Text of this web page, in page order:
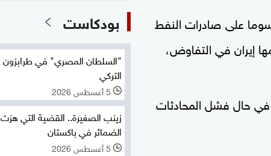
على صادرات النفط
إيران في التفاوض،
في حال فشل المحادثات
بودكاست
"السلطان المصري" في طرابزون
التركي
l 5 أغسطس 2026
زينب الصغيرة.. القضية التي هزت
الضمائر في باكستان
l 5 أغسطس 2026